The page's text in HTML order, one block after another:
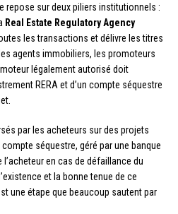
repose sur deux piliers institutionnels :
Real Estate Regulatory Agency
les transactions et délivre les titres
agents immobiliers, les promoteurs
légalement autorisé doit
RERA et d’un compte séquestre
par les acheteurs sur des projets
séquestre, géré par une banque
en cas de défaillance du
et la bonne tenue de ce
une étape que beaucoup sautent par